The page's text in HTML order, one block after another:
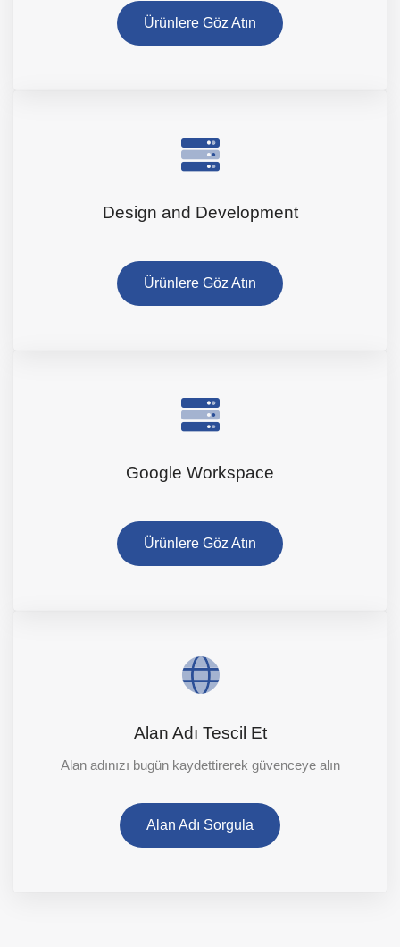
Ürünlere Göz Atın
Design and Development
Ürünlere Göz Atın
Google Workspace
Ürünlere Göz Atın
Alan Adı Tescil Et
Alan adınızı bugün kaydettirerek güvenceye alın
Alan Adı Sorgula